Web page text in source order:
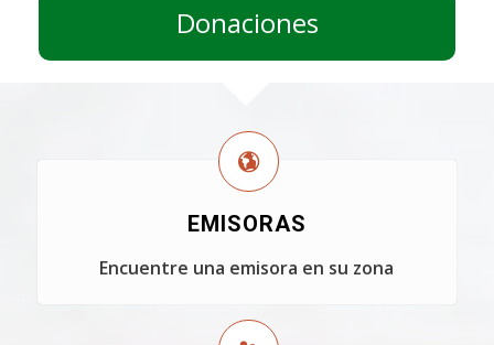
Donaciones
EMISORAS
Encuentre una emisora en su zona